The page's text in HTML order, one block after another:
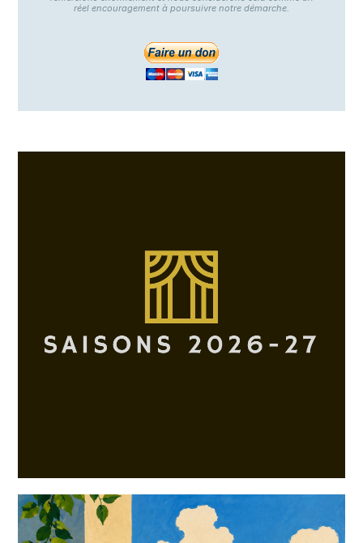
réel encouragement à poursuivre notre démarche.